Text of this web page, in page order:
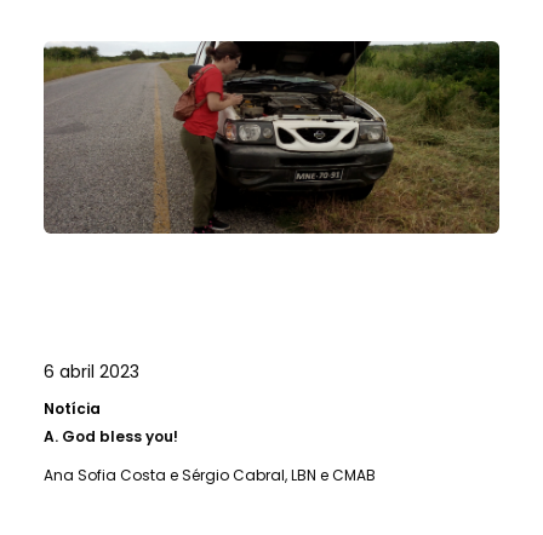
6 abril 2023
Notícia
A. God bless you!
Ana Sofia Costa e Sérgio Cabral, LBN e CMAB